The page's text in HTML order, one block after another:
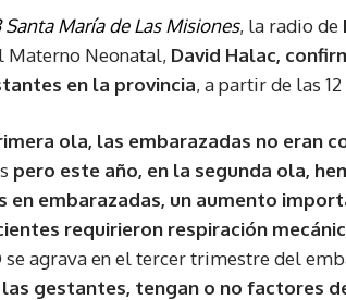
Santa María de Las Misiones, la radio de
Neonatal, David Halac,
en la provincia, a partir de las
ola, las embarazadas no eran
pero este año, en la segunda ola,
en embarazadas, un aumento
requirieron respiración
se agrava en el tercer trimestre del
las gestantes, tengan o no factores